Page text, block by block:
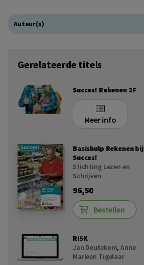
Auteur(s)
Gerelateerde titels
Succes! Rekenen 2F
Meer info
Basishulp Rekenen bij
Succes!
Stichting Lezen en
Schrijven
96,50
Bestellen
RISK
Jan Deutekom,Anne
Marleen Tigelaar